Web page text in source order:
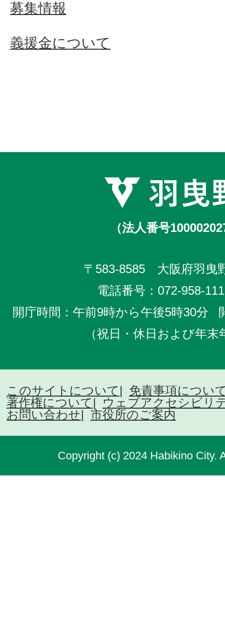
募集情報
義援金について
（法人番号
〒583-8585 大阪府羽曳
電話番号： 072-958-
開庁時間：午前9時から午後5時30分
（祝日・休日および年
このサイトについて
免責事項につい
著作権について
ウェブアクセシビリ
お問い合わせ
市役所のご案内
Copyright (c) 2024 Habikino City.